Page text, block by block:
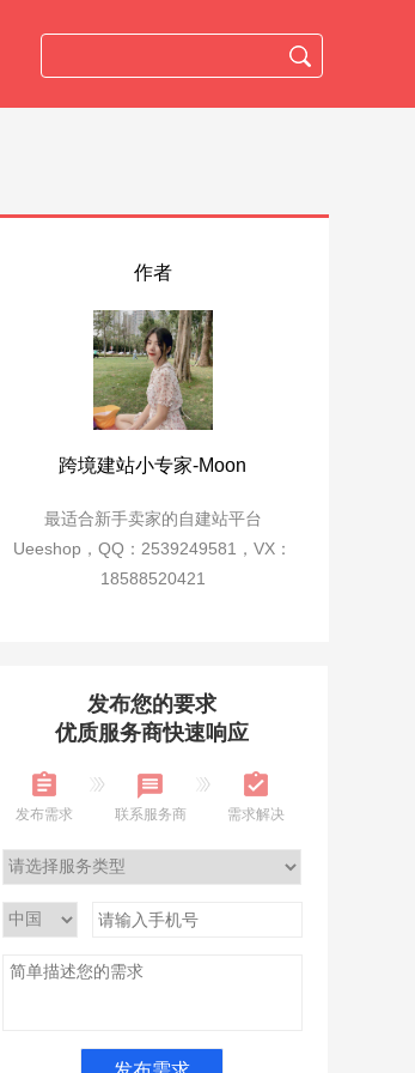
作者
跨境建站小专家-Moon
最适合新手卖家的自建站平台
Ueeshop，QQ：2539249581，VX：
18588520421
发布您的要求
优质服务商快速响应
发布需求 联系服务商 需求解决